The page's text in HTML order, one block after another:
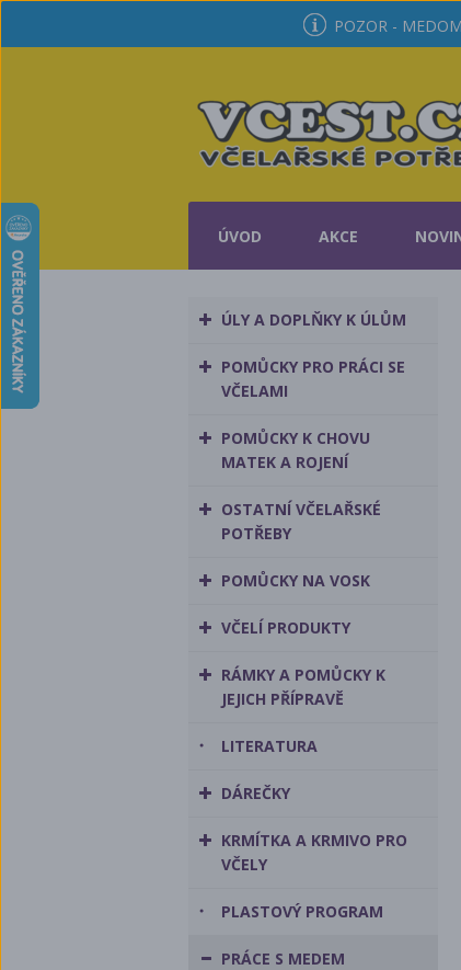
POZOR -
ÚVOD AKCE
ÚLY A DOPLŇKY K ÚLŮM
POMŮCKY PRO PRÁCI SE
VČELAMI
POMŮCKY K CHOVU
MATEK A ROJENÍ
OSTATNÍ VČELAŘSKÉ
POTŘEBY
POMŮCKY NA VOSK
VČELÍ PRODUKTY
RÁMKY A POMŮCKY K
JEJICH PŘÍPRAVĚ
LITERATURA
DÁREČKY
KRMÍTKA A KRMIVO PRO
VČELY
PLASTOVÝ PROGRAM
PRÁCE S MEDEM